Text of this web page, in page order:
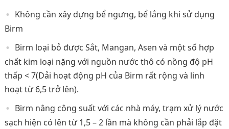
Không cần xây dựng bể ngưng, bể lắng khi sử dụng
Birm
Birm loại bỏ được Sắt, Mangan, Asen và một số hợp
chất kim loại nặng với nguồn nước thô có nồng độ pH
thấp < 7(Dải hoạt động pH của Birm rất rộng và linh
hoạt từ 6,5 trở lên).
Birm nâng công suất với các nhà máy, trạm xử lý nước
sạch hiện có lên từ 1,5 – 2 lần mà không cần phải lắp đặt